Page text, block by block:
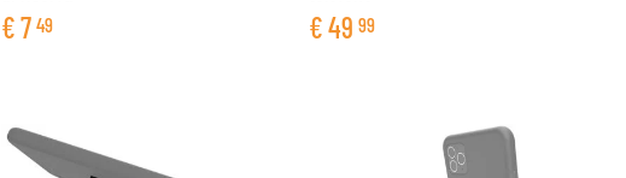
€7 49 €49 99